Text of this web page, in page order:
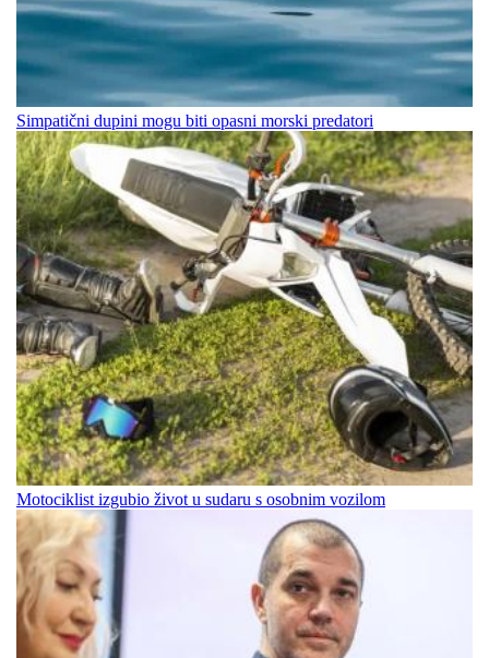
Simpatični dupini mogu biti opasni morski predatori
Motociklist izgubio život u sudaru s osobnim vozilom